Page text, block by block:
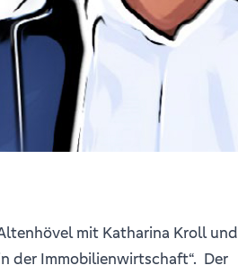
mit Katharina Kroll und
der Immobilienwirtschaft“. Der